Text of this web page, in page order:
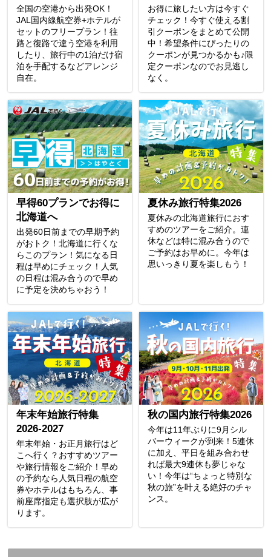
全国の空港から出発OK！
JAL国内線航空券+ホテルが
セットのフリープラン！往
路と復路で違う空港を利用
したり、旅行中の1泊だけ宿
泊を手配するなどアレンジ
自在。
お得に旅したい方は今すぐ
チェック！今すぐ使える割
引クーポンをまとめて公開
中！希望条件にぴったりの
クーポンが見つかるかも♪限
定クーポンなのでお見逃し
なく。
早得60プランでお得に
北海道へ
出発60日前までの早期予約
がおトク！北海道に行くな
らこのプラン！気になる日
程は早めにチェック！人気
の日程は混み合うので早め
に予定を決めちゃおう！
夏休み旅行特集2026
夏休みの北海道旅行におす
すめのツアーをご紹介。連
休などは特に混み合うので
ご予約はお早めに。今年は
思いっきり夏を楽しもう！
年末年始旅行特集
2026-2027
年末年始・お正月旅行はど
こへ行く？おすすめツアー
や旅行情報をご紹介！早め
の予約なら人気日程の航空
券やホテルはもちろん、事
前座席指定も選択肢が広が
ります。
秋の国内旅行特集2026
今年は11年ぶりに9月シル
バーウィークが到来！5連休
に加え、平日を組み合わせ
れば最大9連休も夢じゃな
い！今年は“ちょっと特別な
秋の旅”を叶える絶好のチャ
ンス。